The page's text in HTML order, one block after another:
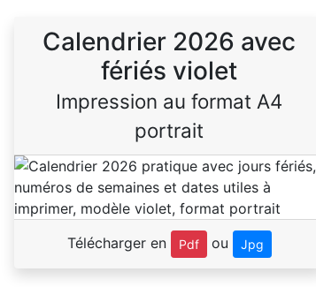
Calendrier 2026 avec
fériés violet
Impression au format A4
portrait
Télécharger en Pdf ou Jpg